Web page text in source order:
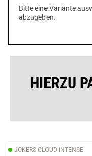
Bitte eine Variante
abzugeben.
HIERZU
JOKERS CLOUD INTENSE